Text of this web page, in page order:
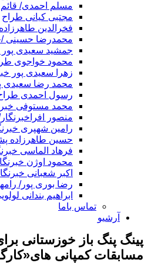
مسلم احمدی/
مجتبی کیانی طراح
فخرالدین
محمدرضا حسینی
جمشید سعیدی پور /
محمود خواجوی
زهرا سعیدی پور
محمد رضا سعیدی
رسول احمدی
محمد مستوفی
منصور
رامین شهپری
حسین طاهرزاده
فرهاد الماسی
محمود اوژن
اکبر شعبانی
رضا بوری پور/
ابراهیم بندانی
تماس باما
آرشیو
پینگ پنگ باز خوزستانی
مسابقات کمپانی